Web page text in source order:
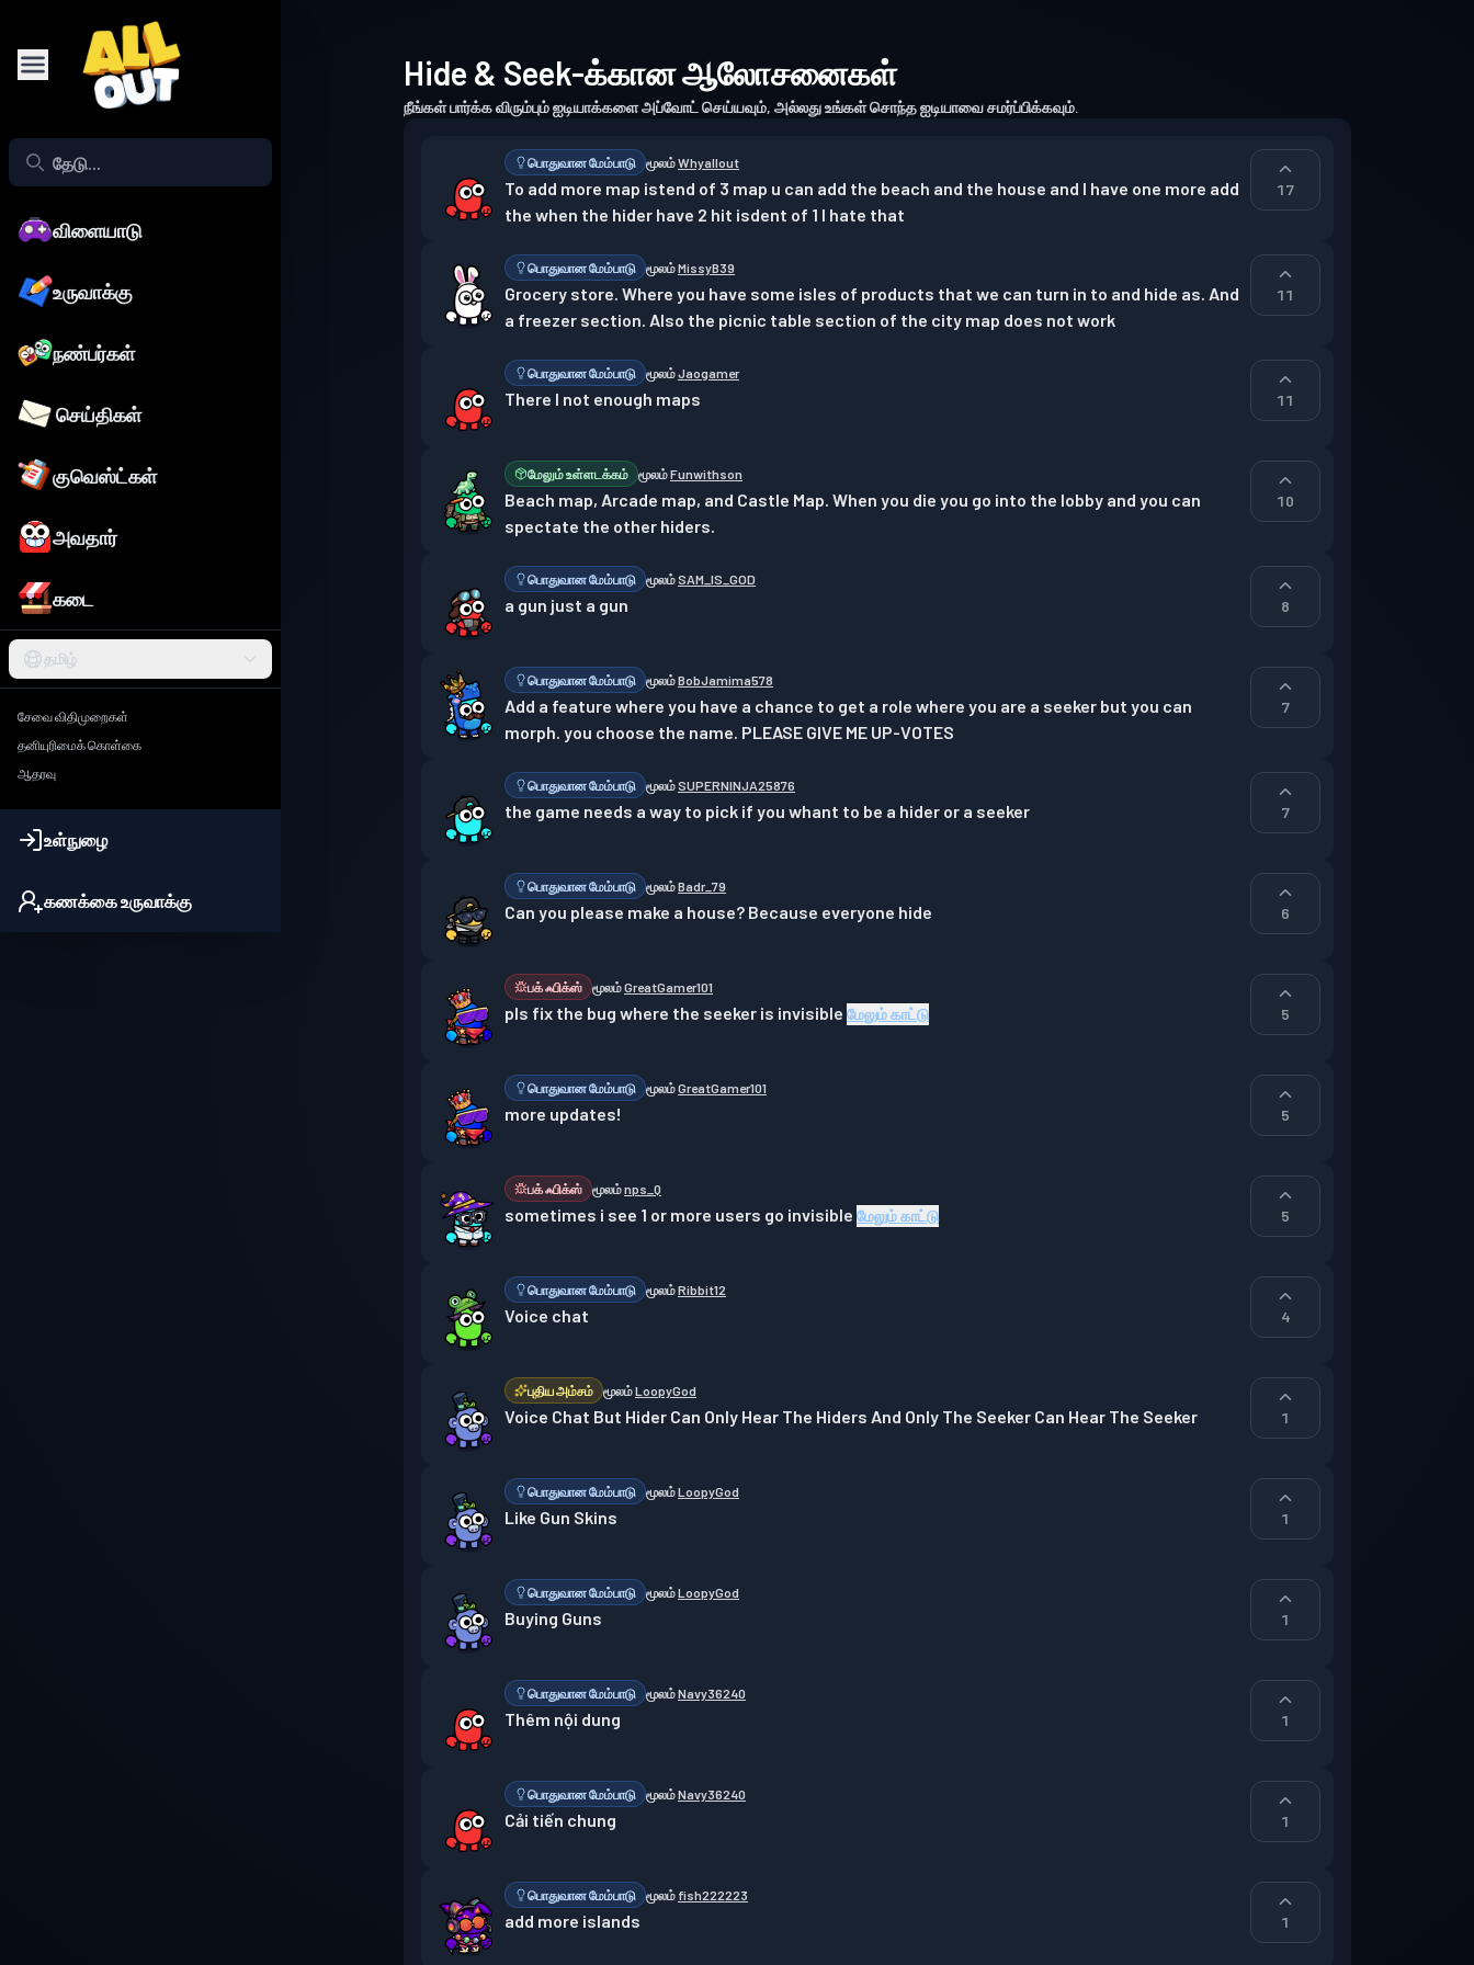
விளையாடு
உருவாக்கு
நண்பர்கள்
செய்திகள்
குவெஸ்ட்கள்
அவதார்
கடை
தமிழ்
சேவை விதிமுறைகள்
தனியுரிமைக் கொள்கை
ஆதரவு
உள்நுழை
கணக்கை உருவாக்கு
Hide & Seek-க்கான ஆலோசனைகள்
நீங்கள் பார்க்க விரும்பும் ஐடியாக்களை அப்வோட் செய்யவும், அல்லது உங்கள் சொந்த ஐடியாவை சமர்ப்பிக்கவும்.
பொதுவான மேம்பாடு மூலம்Whyallout
To add more map istend of 3 map u can add the beach and the house and I have one more add
the when the hider have 2 hit isdent of 1 I hate that
17
பொதுவான மேம்பாடு மூலம்MissyB39
Grocery store. Where you have some isles of products that we can turn in to and hide as. And
a freezer section. Also the picnic table section of the city map does not work
11
பொதுவான மேம்பாடு மூலம்Jaogamer
There I not enough maps 11
மேலும் உள்ளடக்கம் மூலம்Funwithson
Beach map, Arcade map, and Castle Map. When you die you go into the lobby and you can
spectate the other hiders.
10
பொதுவான மேம்பாடு மூலம்SAM_IS_GOD
a gun just a gun 8
பொதுவான மேம்பாடு மூலம்BobJamima578
Add a feature where you have a chance to get a role where you are a seeker but you can
morph. you choose the name. PLEASE GIVE ME UP-VOTES
7
பொதுவான மேம்பாடு மூலம்SUPERNINJA25876
the game needs a way to pick if you whant to be a hider or a seeker 7
பொதுவான மேம்பாடு மூலம்Badr_79
Can you please make a house? Because everyone hide 6
பக் ஃபிக்ஸ் மூலம்GreatGamer101
pls fix the bug where the seeker is invisible மேலும் காட்டு 5
பொதுவான மேம்பாடு மூலம்GreatGamer101
more updates! 5
பக் ஃபிக்ஸ் மூலம்nps_Q
sometimes i see 1 or more users go invisible மேலும் காட்டு 5
பொதுவான மேம்பாடு மூலம்Ribbit12
Voice chat 4
புதிய அம்சம் மூலம்LoopyGod
Voice Chat But Hider Can Only Hear The Hiders And Only The Seeker Can Hear The Seeker 1
பொதுவான மேம்பாடு மூலம்LoopyGod
Like Gun Skins 1
பொதுவான மேம்பாடு மூலம்LoopyGod
Buying Guns 1
பொதுவான மேம்பாடு மூலம்Navy36240
Thêm nội dung 1
பொதுவான மேம்பாடு மூலம்Navy36240
Cải tiến chung 1
பொதுவான மேம்பாடு மூலம் fish222223
add more islands 1